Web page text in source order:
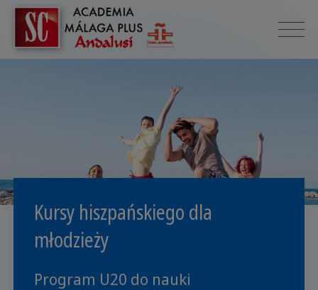
Kursy hiszpańskiego dla
młodzieży
Program U20 do nauki